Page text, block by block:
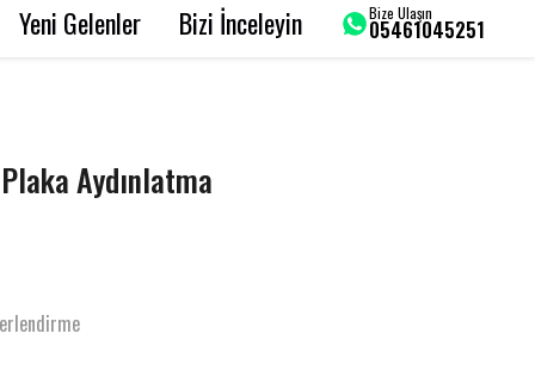
GRACE 202 PRO
Yeni Gelenler Bizi İnceleyin Bize Ulaşın
05461045251
Aydınlatma